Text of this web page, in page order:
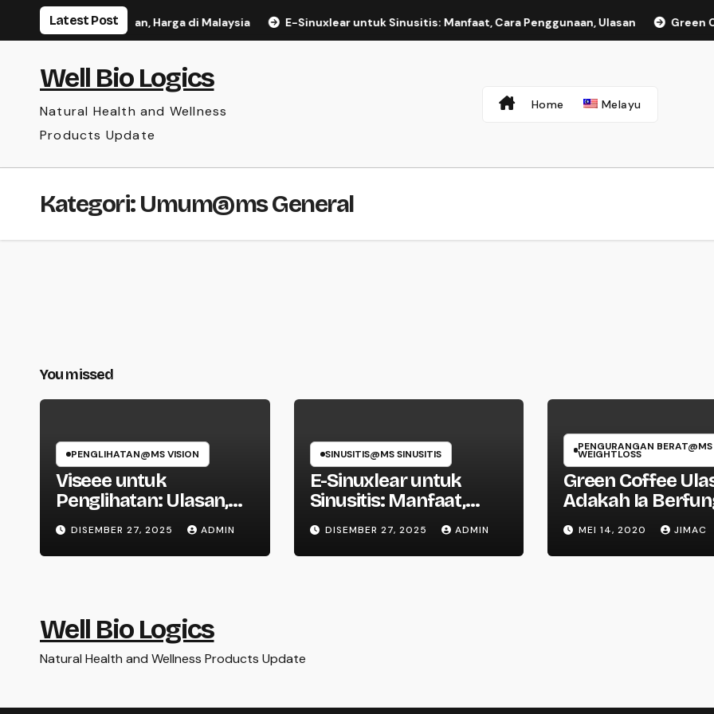
Latest Post
Ulasan, Kelebihan, Harga di Malaysia E-Sinuxlear untuk Sinusitis: Manfaat, Cara Penggunaan, Ulasan Green
Well Bio Logics
Natural Health and Wellness
Products Update
Home Melayu
Kategori:Umum@ms General
You missed
PENGLIHATAN@MS VISION
Viseee untuk
Penglihatan: Ulasan,
Kelebihan, Harga di
Malaysia
DISEMBER 27, 2025 ADMIN
SINUSITIS@MS SINUSITIS
E-Sinuxlear untuk
Sinusitis: Manfaat,
Cara Penggunaan,
Ulasan
DISEMBER 27, 2025 ADMIN
PENGURANGAN BERAT@MS
WEIGHTLOSS
Green Coffee
Adakah Ia
(Kebenaran)
MEI 14, 2020 JIMAC
Well Bio Logics
Natural Health and Wellness Products Update